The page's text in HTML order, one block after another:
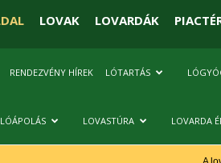
LOVAK LOVARDÁK
RENDEZVÉNY HÍREK LÓTARTÁS
LÓÁPOLÁS LOVASTÚRA LOVARDA